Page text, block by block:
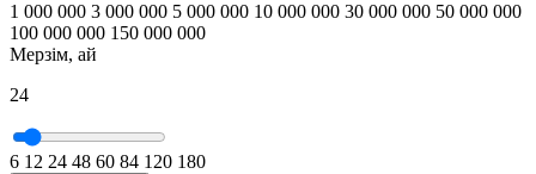
1 000 000 3 000 000 5 000 000 10 000 000 30 000 000 50 000 000
100 000 000 150 000 000
Мерзім, ай
24
6 12 24 48 60 84 120 180